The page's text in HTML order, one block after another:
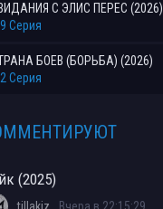
С ЭЛИС ПЕРЕС (2026)
Серия
БОЕВ (БОРЬБА) (2026)
Серия
(2025)